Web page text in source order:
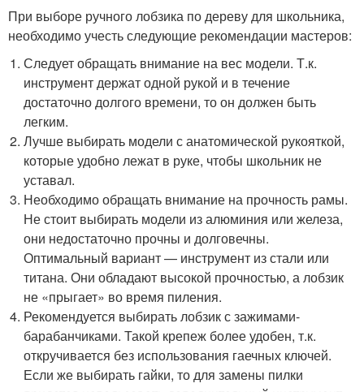
При выборе ручного лобзика по дереву для школьника,
необходимо учесть следующие рекомендации мастеров:
Следует обращать внимание на вес модели. Т.к.
инструмент держат одной рукой и в течение
достаточно долгого времени, то он должен быть
легким.
Лучше выбирать модели с анатомической рукояткой,
которые удобно лежат в руке, чтобы школьник не
уставал.
Необходимо обращать внимание на прочность рамы.
Не стоит выбирать модели из алюминия или железа,
они недостаточно прочны и долговечны.
Оптимальный вариант — инструмент из стали или
титана. Они обладают высокой прочностью, а лобзик
не «прыгает» во время пиления.
Рекомендуется выбирать лобзик с зажимами-
барабанчиками. Такой крепеж более удобен, т.к.
откручивается без использования гаечных ключей.
Если же выбирать гайки, то для замены пилки